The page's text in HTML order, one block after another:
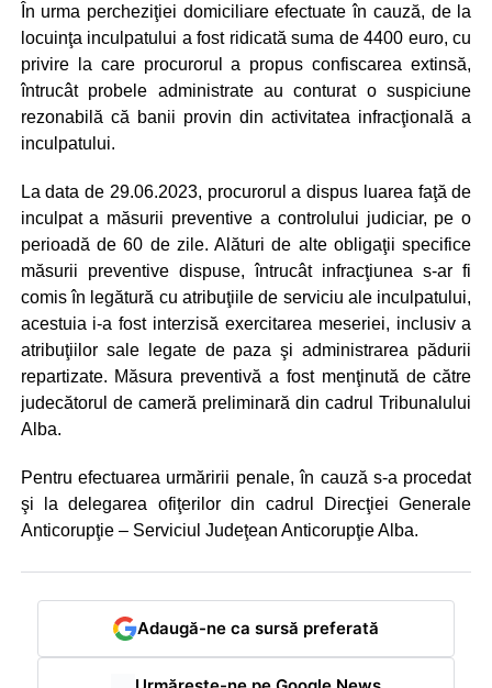
În urma percheziţiei domiciliare efectuate în cauză, de la
locuinţa inculpatului a fost ridicată suma de 4400 euro, cu
privire la care procurorul a propus confiscarea extinsă,
întrucât probele administrate au conturat o suspiciune
rezonabilă că banii provin din activitatea infracţională a
inculpatului.
La data de 29.06.2023, procurorul a dispus luarea faţă de
inculpat a măsurii preventive a controlului judiciar, pe o
perioadă de 60 de zile. Alături de alte obligaţii specifice
măsurii preventive dispuse, întrucât infracţiunea s-ar fi
comis în legătură cu atribuţiile de serviciu ale inculpatului,
acestuia i-a fost interzisă exercitarea meseriei, inclusiv a
atribuţiilor sale legate de paza şi administrarea pădurii
repartizate. Măsura preventivă a fost menţinută de către
judecătorul de cameră preliminară din cadrul Tribunalului
Alba.
Pentru efectuarea urmăririi penale, în cauză s-a procedat
şi la delegarea ofiţerilor din cadrul Direcţiei Generale
Anticorupţie – Serviciul Judeţean Anticorupţie Alba.
Adaugă-ne ca sursă preferată